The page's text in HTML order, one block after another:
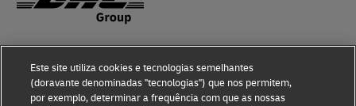
Aviso Legal
Este site utiliza cookies e tecnologias semelhantes
(doravante denominadas "tecnologias") que nos permitem,
por exemplo, determinar a frequência com que as nossas